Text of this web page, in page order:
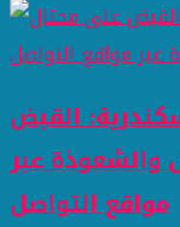
القبض
والشعوذة عبر
مواقع التواصل